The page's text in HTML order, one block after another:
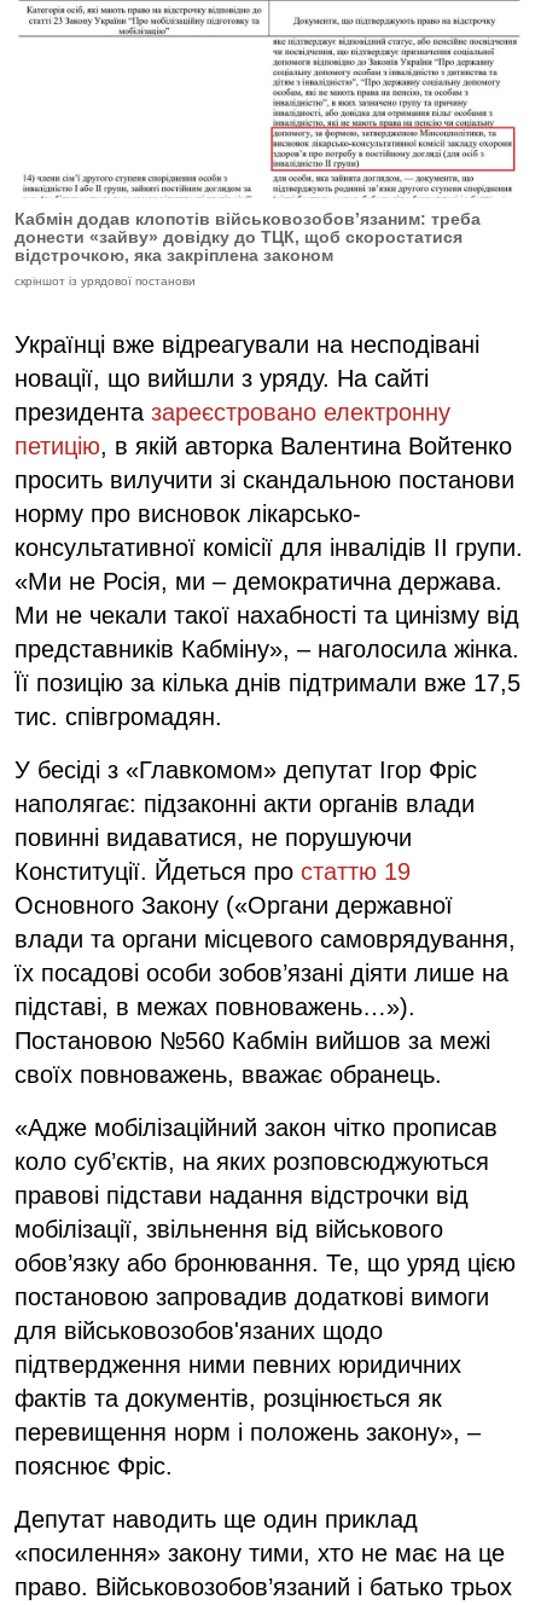
Кабмін додав клопотів військовозобов’язаним: треба
донести «зайву» довідку до ТЦК, щоб скоростатися
відстрочкою, яка закріплена законом
скріншот із урядової постанови
Українці вже відреагували на несподівані
новації, що вийшли з уряду. На сайті
президента зареєстровано електронну
петицію, в якій авторка Валентина Войтенко
просить вилучити зі скандальною постанови
норму про висновок лікарсько-
консультативної комісії для інвалідів II групи.
«Ми не Росія, ми – демократична держава.
Ми не чекали такої нахабності та цинізму від
представників Кабміну», – наголосила жінка.
Її позицію за кілька днів підтримали вже 17,5
тис. співгромадян.
У бесіді з «Главкомом» депутат Ігор Фріс
наполягає: підзаконні акти органів влади
повинні видаватися, не порушуючи
Конституції. Йдеться про статтю 19
Основного Закону («Органи державної
влади та органи місцевого самоврядування,
їх посадові особи зобов’язані діяти лише на
підставі, в межах повноважень…»).
Постановою №560 Кабмін вийшов за межі
своїх повноважень, вважає обранець.
«Адже мобілізаційний закон чітко прописав
коло суб’єктів, на яких розповсюджуються
правові підстави надання відстрочки від
мобілізації, звільнення від військового
обов’язку або бронювання. Те, що уряд цією
постановою запровадив додаткові вимоги
для військовозобов'язаних щодо
підтвердження ними певних юридичних
фактів та документів, розцінюється як
перевищення норм і положень закону», –
пояснює Фріс.
Депутат наводить ще один приклад
«посилення» закону тими, хто не має на це
право. Військовозобов’язаний і батько трьох